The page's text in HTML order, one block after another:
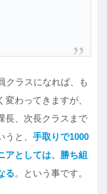
クラスになれば、も
わってきますが、
長、次長クラスまで
と、 手取りで1000
アとしては、勝ち組
る。という事です。